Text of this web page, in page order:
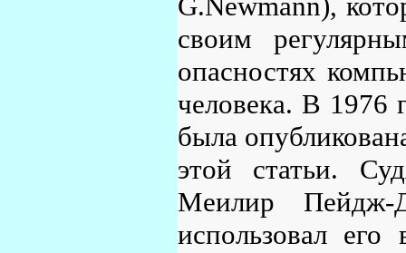
своим
опасностях
человека. В 1976
была
этой статьи.
Меилир Пейдж-
использовал